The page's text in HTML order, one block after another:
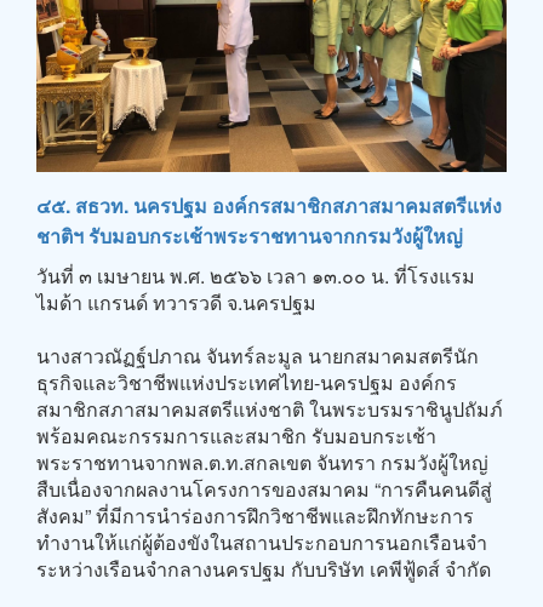
๔๕. สธวท. นครปฐม องค์กรสมาชิกสภาสมาคมสตรีแห่ง
ชาติฯ รับมอบกระเช้าพระราชทานจากกรมวังผู้ใหญ่
วันที่ ๓ เมษายน พ.ศ. ๒๕๖๖ เวลา ๑๓.๐๐ น. ที่โรงแรม
ไมด้า แกรนด์ ทวารวดี จ.นครปฐม
นางสาวณัฏฐ์ปภาณ จันทร์ละมูล นายกสมาคมสตรีนัก
ธุรกิจและวิชาชีพแห่งประเทศไทย-นครปฐม องค์กร
สมาชิกสภาสมาคมสตรีแห่งชาติ ในพระบรมราชินูปถัมภ์
พร้อมคณะกรรมการและสมาชิก รับมอบกระเช้า
พระราชทานจากพล.ต.ท.สกลเขต จันทรา กรมวังผู้ใหญ่
สืบเนื่องจากผลงานโครงการของสมาคม “การคืนคนดีสู่
สังคม” ที่มีการนำร่องการฝึกวิชาชีพและฝึกทักษะการ
ทำงานให้แก่ผู้ต้องขังในสถานประกอบการนอกเรือนจำ
ระหว่างเรือนจำกลางนครปฐม กับบริษัท เคพีฟู้ดส์ จำกัด